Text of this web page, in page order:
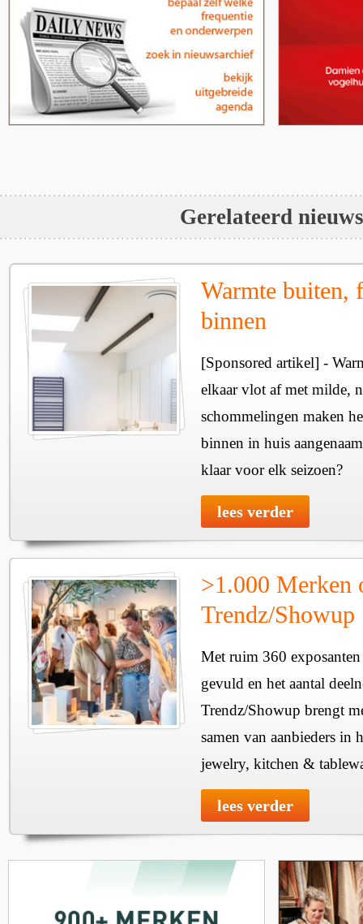
Gerelateerd nieuws
Warmte buiten,
binnen
[Sponsored artikel] -
elkaar vlot af met milde,
schommelingen maken
binnen in huis
klaar voor elk seizoen?
lees verder
>1.000 Merken
Trendz/Showup
Met ruim 360
gevuld en het aantal
Trendz/Showup brengt
samen van aanbieders in
jewelry, kitchen &
lees verder